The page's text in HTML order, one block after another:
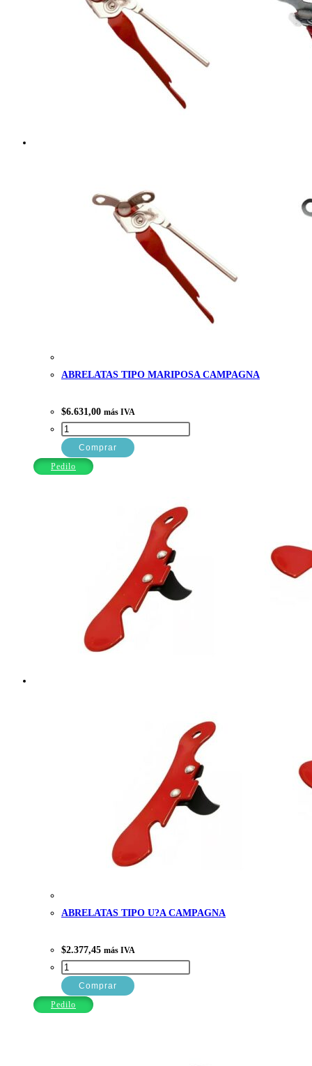
ABRELATAS TIPO MARIPOSA CAMPAGNA
$6.631,00 más IVA
ABRELATAS
TIPO
MARIPOSA
Comprar
Pedilo
ABRELATAS TIPO U?A CAMPAGNA
$2.377,45 más IVA
ABRELATAS
TIPO
U?
Comprar
Pedilo